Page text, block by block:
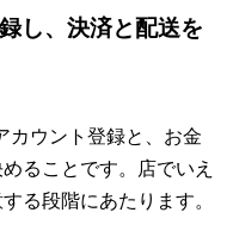
し、決済と配送を
カウント登録と、お金
ることです。店でいえ
る段階にあたります。